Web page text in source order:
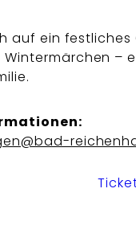
auf ein
–